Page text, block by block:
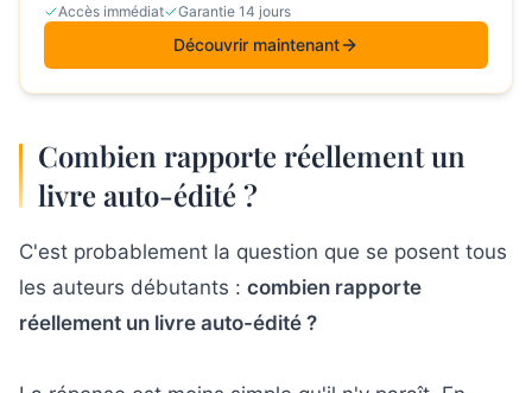
Accès immédiat Garantie 14 jours
Découvrir maintenant
Combien rapporte réellement un
livre auto-édité ?
C'est probablement la question que se posent tous
les auteurs débutants : combien rapporte
réellement un livre auto-édité ?